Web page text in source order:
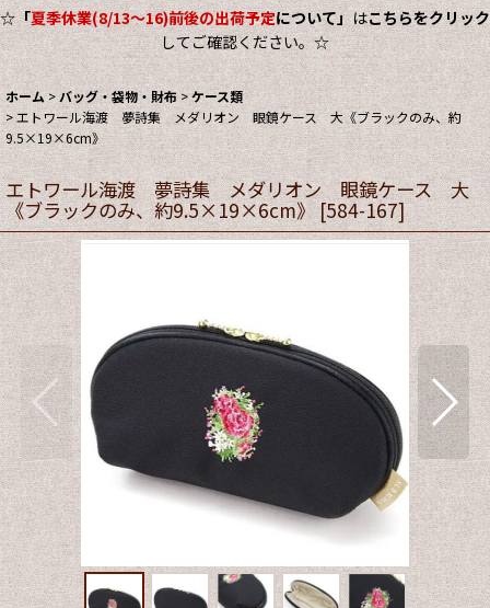
☆「夏季休業(8/13～16)前後の出荷予定について」はこちらをクリック
してご確認ください。☆
ホーム > バッグ・袋物・財布 >ケース類
>エトワール海渡 夢詩集 メダリオン 眼鏡ケース 大《ブラックのみ、約
9.5×19×6cm》
エトワール海渡 夢詩集 メダリオン 眼鏡ケース 大
《ブラックのみ、約9.5×19×6cm》 [584-167]